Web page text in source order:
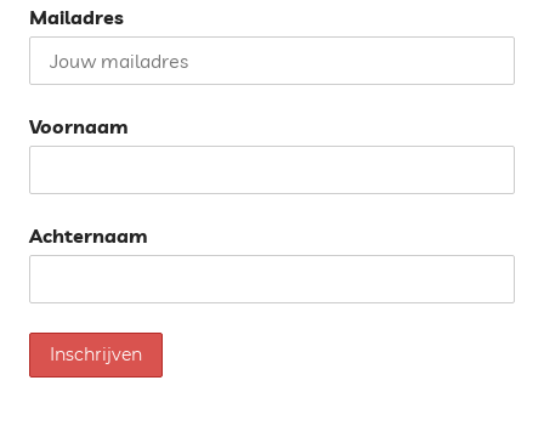
Mailadres
Voornaam
Achternaam